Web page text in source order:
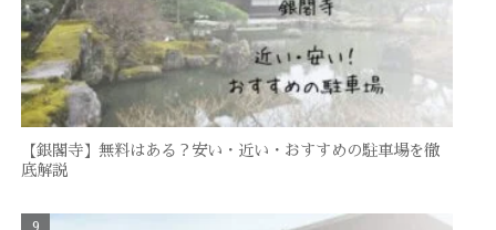
【銀閣寺】無料はある？安い・近い・おすすめの駐車場を徹
底解説